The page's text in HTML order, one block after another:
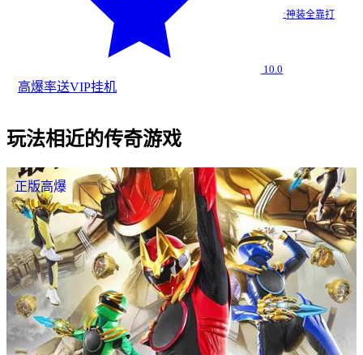
10.0
·神装全靠打
高爆率送VIP挂机
玩法相近的传奇游戏
正版高爆